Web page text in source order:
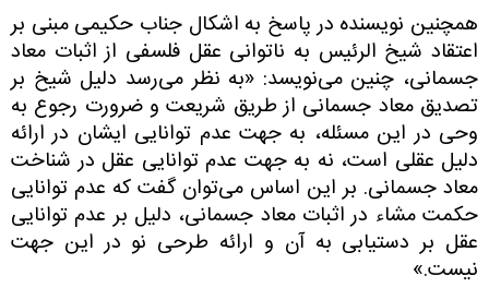
همچنین نویسنده در پاسخ به اشکال جناب حکیمی ‌مبنی بر
اعتقاد شیخ الرئیس به ناتوانی عقل فلسفی از اثبات معاد
جسمانی، چنین می‌نویسد: «به نظر می‌رسد دلیل شیخ بر
تصدیق معاد جسمانی از طریق شریعت و ضرورت رجوع به
وحی در این مسئله، به جهت عدم توانایی ایشان در ارائه
دلیل عقلی است، نه به جهت عدم توانایی عقل در شناخت
معاد جسمانی. بر این اساس می‌توان گفت که عدم توانایی
حکمت مشاء در اثبات معاد جسمانی، دلیل بر عدم توانایی
عقل بر دستیابی به آن و ارائه طرحی نو در این جهت
نیست.»